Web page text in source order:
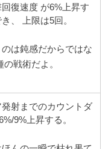
復速度 が6%上昇す
、 上限は5回。
は鈍感だからではな
戦術だよ。
射までのカウントダ
9%上昇する。